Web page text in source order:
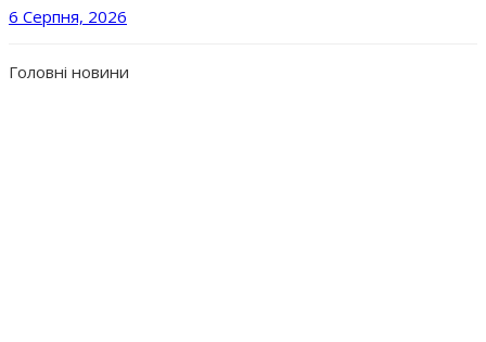
6 Серпня, 2026
Головні новини